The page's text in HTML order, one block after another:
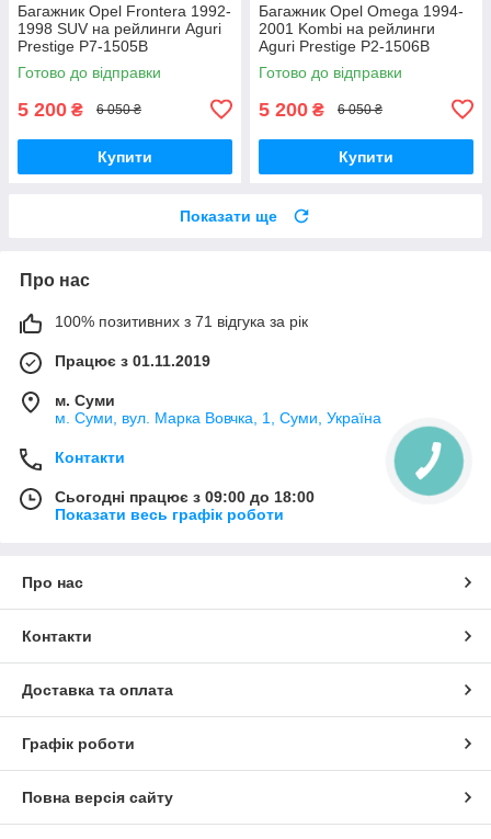
Багажник Opel Frontera 1992-
1998 SUV на рейлинги Aguri
Prestige P7-1505B
Готово до відправки
5 200 ₴ 6 050 ₴
Купити
Багажник Opel Omega 1994-
2001 Kombi на рейлинги
Aguri Prestige P2-1506B
Готово до відправки
5 200 ₴ 6 050 ₴
Купити
Показати ще
Про нас
100% позитивних з 71 відгука за рік
Працює з 01.11.2019
м. Суми
м. Суми, вул. Марка Вовчка, 1, Суми, Україна
Контакти
Сьогодні працює з 09:00 до 18:00
Показати весь графік роботи
Про нас
Контакти
Доставка та оплата
Графік роботи
Повна версія сайту